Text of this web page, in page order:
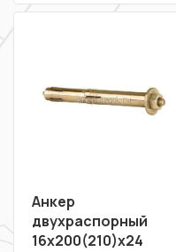
Анкер
двухраспорный
16х200(210)х24